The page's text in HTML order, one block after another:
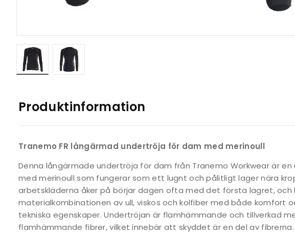
Produktinformation
Tranemo FR långärmad undertröja för dam med merinoull
Denna långärmade undertröja för dam från Tranemo Workwear är en
med merinoull som fungerar som ett lugnt och pålitligt lager nära
arbetskläderna åker på börjar dagen ofta med det första lagret, och
materialkombinationen av ull, viskos och kolfiber med både komfort
tekniska egenskaper. Undertröjan är flamhämmande och tillverkad
flamhämmande fibrer, vilket innebär att skyddet är en del av fibrerna.